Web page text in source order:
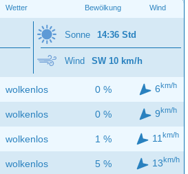
Wetter Bewölkung Wind
Sonne 14:36 Std
Wind SW 10 km/h
wolkenlos 0 % 6km/h
wolkenlos 0 % 9km/h
wolkenlos 1 % 11 km/h
wolkenlos 5 % 13km/h